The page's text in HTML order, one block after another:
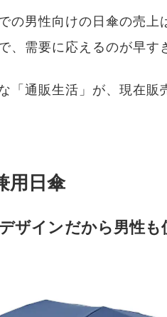
の男性向けの日傘の売
、需要に応えるのが早す
「通販生活」が、現在販
用日傘
ザインだから男性も